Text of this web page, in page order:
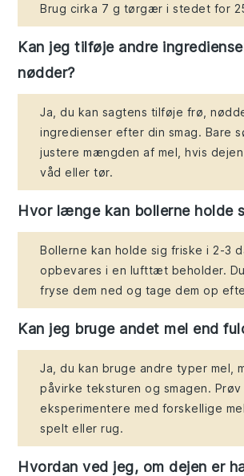
Brug cirka 7 g tørgær i stedet for
Kan jeg tilføje andre
nødder?
Ja, du kan sagtens tilføje frø,
ingredienser efter din smag. Bare
justere mængden af mel, hvis
våd eller tør.
Hvor længe kan bollerne holde
Bollerne kan holde sig friske i 2-3
opbevares i en lufttæt beholder.
fryse dem ned og tage dem op
Kan jeg bruge andet mel end
Ja, du kan bruge andre typer mel,
påvirke teksturen og smagen. Prøv
eksperimentere med forskellige
spelt eller rug.
Hvordan ved jeg, om dejen er